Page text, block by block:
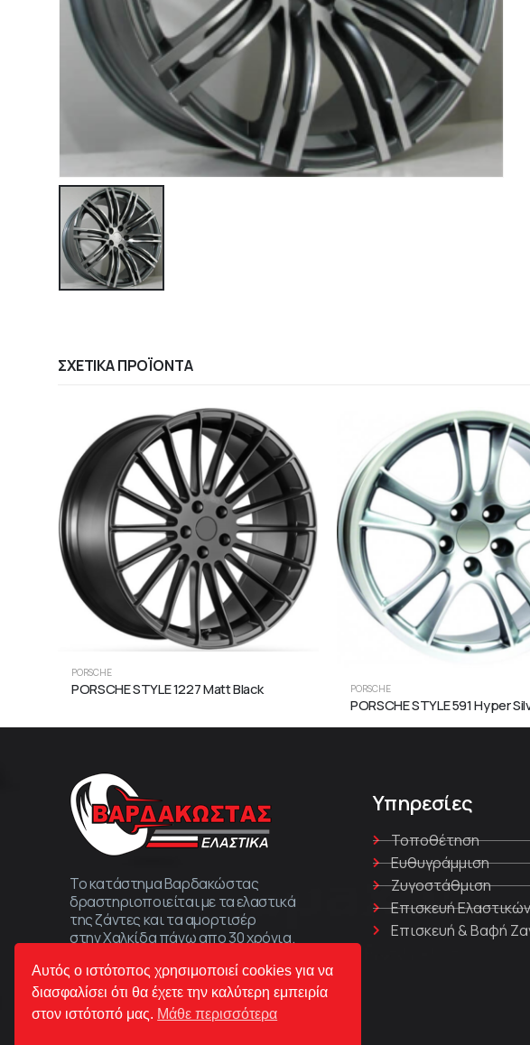
ΣΧΕΤΙΚΆ ΠΡΟΪΌΝΤΑ
PORSCHE
PORSCHE STYLE 1227 Matt Black PORSCHE
PORSCHE STYLE 591 Hyper
Το κατάστημα Βαρδακώστας
δραστηριοποιείται με τα ελαστικά
της ζάντες και τα αμορτισέρ
στην Χαλκίδα πάνω απο 30 χρόνια.
Υπηρεσίες
Τοποθέτηση
Ευθυγράμμιση
Ζυγοστάθμιση
Επισκευή Ελαστικών
Επισκευή & Βαφή
Αυτός ο ιστότοπος χρησιμοποιεί cookies για να
διασφαλίσει ότι θα έχετε την καλύτερη εμπειρία
στον ιστότοπό μας. Μάθε περισσότερα